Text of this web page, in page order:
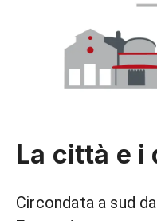
La città e i
Circondata a sud